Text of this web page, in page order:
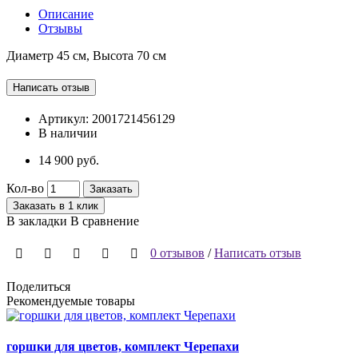
Описание
Отзывы
Диаметр 45 см, Высота 70 см
Артикул: 2001721456129
В наличии
14 900 руб.
Кол-во
Заказать
Заказать в 1 клик
В закладки В сравнение
0 отзывов /Написать отзыв
Поделиться
Рекомендуемые товары
горшки для цветов, комплект Черепахи